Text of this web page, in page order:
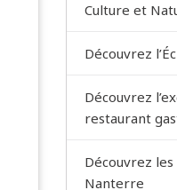
Culture et
Découvrez
Découvrez
restaurant
Découvrez les
Nanterre